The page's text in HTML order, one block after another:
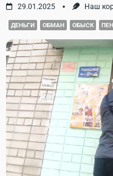
29.01.2025 Наш
ДЕНЬГИ ОБМАН ОБЫСК